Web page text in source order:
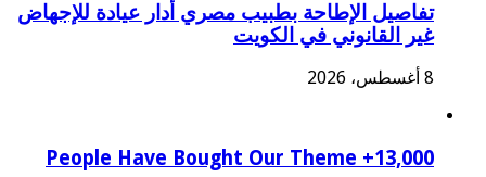
تفاصيل الإطاحة بطبيب مصري أدار عيادة للإجهاض
غير القانوني في الكويت
8 أغسطس، 2026
13,000+ People Have Bought Our Theme